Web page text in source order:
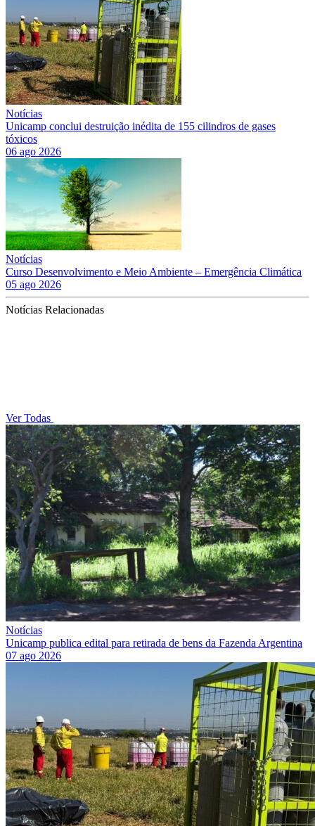
Notícias
Unicamp conclui destruição inédita de 155 cilindros de gases
tóxicos
06 ago 2026
Notícias
Curso Desenvolvimento e Meio Ambiente – Emergência Climática
05 ago 2026
Notícias Relacionadas
Ver Todas
Notícias
Unicamp publica edital para retirada de bens da Fazenda Argentina
07 ago 2026